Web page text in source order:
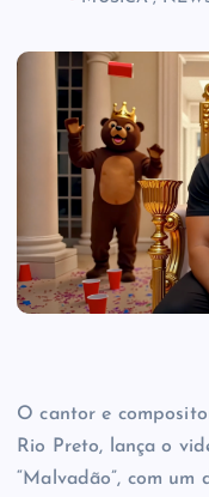
O cantor e
Rio Preto, lança o
“Malvadão”, com um